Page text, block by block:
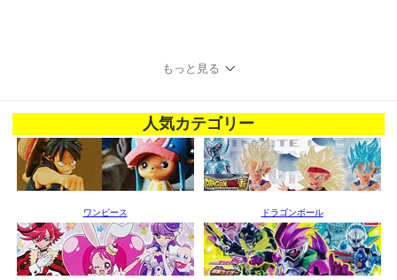
もっと見る
人気カテゴリー
ワンピース ドラゴンボール